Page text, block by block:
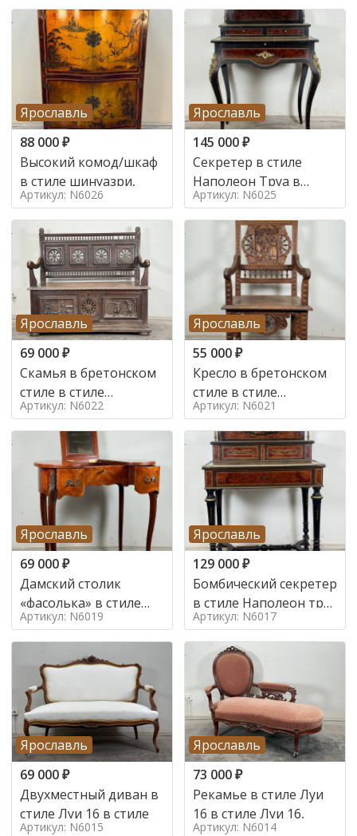
Ярославль
88 000₽
Высокий комод/шкаф
в стиле шинуазри,
Артикул: N6026
Ярославль
145 000₽
Секретер в стиле
Наполеон Труа в
стиле 19 век
Артикул: N6025
Ярославль
69 000₽
Скамья в бретонском
стиле в стиле
Артикул: N6022
Ярославль
55 000₽
Кресло в бретонском
стиле в стиле
Артикул: N6021
Ярославль
69 000₽
Дамский столик
«фасолька» в стиле
Луи 16,
Артикул: N6019
Ярославль
129 000₽
Бомбический секретер
в стиле Наполеон труа
в стиле
Артикул: N6017
Ярославль
69 000₽
Двухместный диван в
стиле Луи 16 в стиле
Артикул: N6015
Ярославль
73 000₽
Рекамье в стиле Луи
16 в стиле Луи 16,
Артикул: N6014